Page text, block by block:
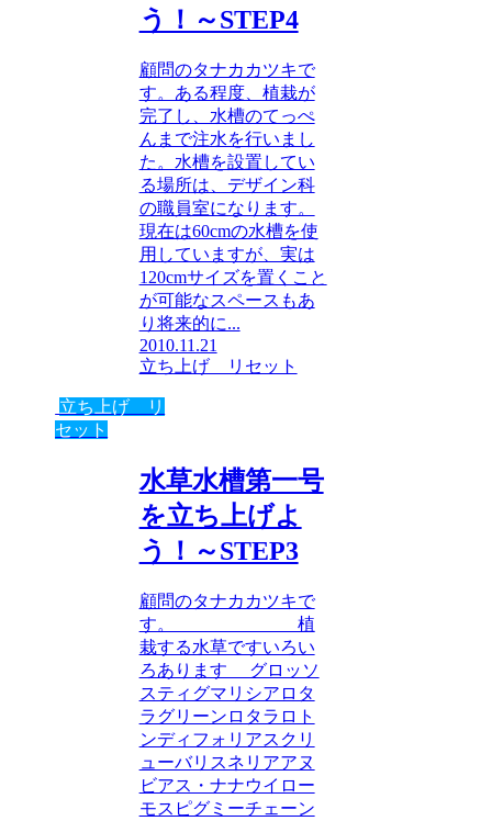
う！～STEP4
顧問のタナカカツキで
す。ある程度、植栽が
完了し、水槽のてっぺ
んまで注水を行いまし
た。水槽を設置してい
る場所は、デザイン科
の職員室になります。
現在は60cmの水槽を使
用していますが、実は
120cmサイズを置くこと
が可能なスペースもあ
り将来的に...
2010.11.21
立ち上げ リセット
立ち上げ リ
セット
水草水槽第一号
を立ち上げよ
う！～STEP3
顧問のタナカカツキで
す。 植
栽する水草ですいろい
ろあります グロッソ
スティグマリシアロタ
ラグリーンロタラロト
ンディフォリアスクリ
ューバリスネリアアヌ
ビアス・ナナウイロー
モスピグミーチェーン